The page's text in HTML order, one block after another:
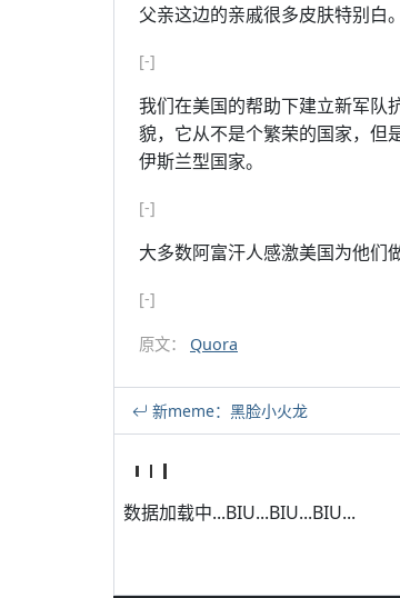
父亲这边的亲戚很多皮肤特别白。
[-]
我们在美国的帮助下建立新军队
貌，它从不是个繁荣的国家，但
伊斯兰型国家。
[-]
大多数阿富汗人感激美国为他们
[-]
原文： Quora
新meme：黑脸小火龙
数据加载中...BIU...BIU...BIU...